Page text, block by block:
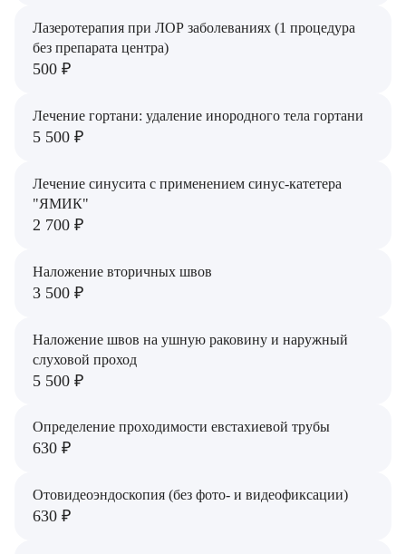
Лазеротерапия при ЛОР заболеваниях (1 процедура
без препарата центра)
500 ₽
Лечение гортани: удаление инородного тела гортани
5 500 ₽
Лечение синусита с применением синус-катетера
"ЯМИК"
2 700 ₽
Наложение вторичных швов
3 500 ₽
Наложение швов на ушную раковину и наружный
слуховой проход
5 500 ₽
Определение проходимости евстахиевой трубы
630 ₽
Отовидеоэндоскопия (без фото- и видеофиксации)
630 ₽